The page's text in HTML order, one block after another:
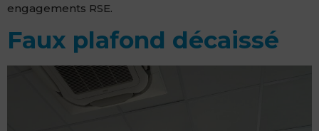
engagements RSE.
Faux plafond décaissé